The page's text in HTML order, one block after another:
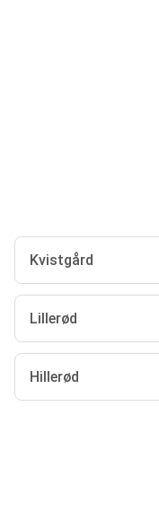
Kvistgård
Lillerød
Hillerød